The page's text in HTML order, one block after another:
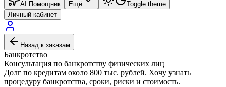
AI Помощник Ещё
Toggle theme
Личный кабинет
Назад к заказам
Банкротство
Консультация по банкротству физических лиц
Долг по кредитам около 800 тыс. рублей. Хочу узнать
процедуру банкротства, сроки, риски и стоимость.